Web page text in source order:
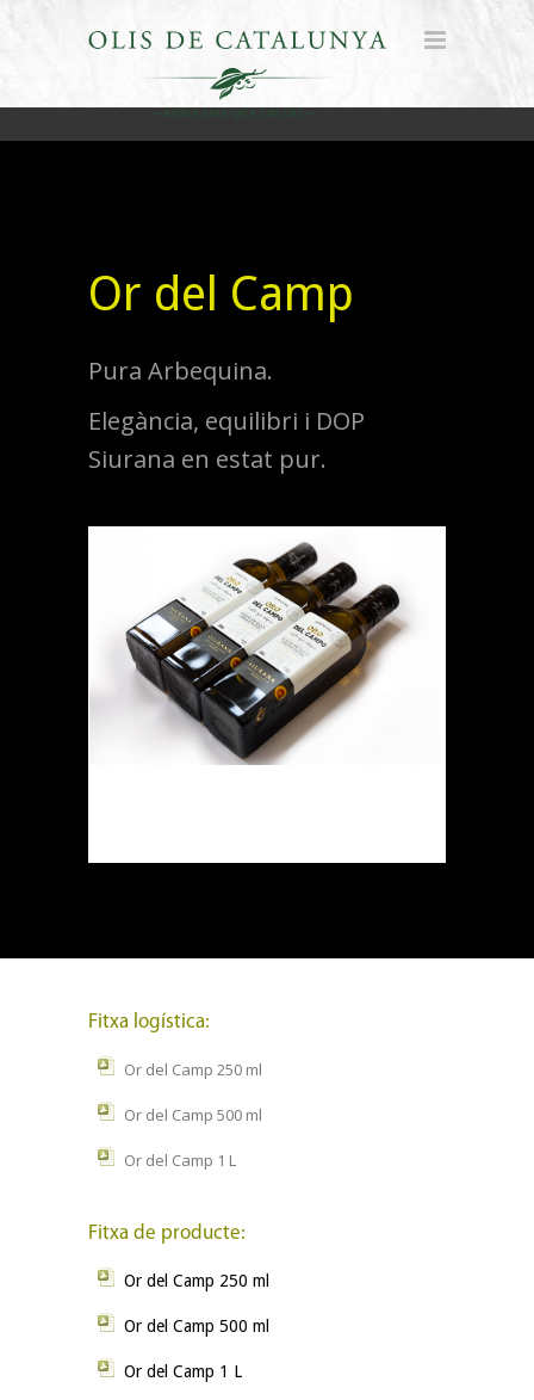
Or del Camp
Pura Arbequina.
Elegància, equilibri i DOP
Siurana en estat pur.
Fitxa logística:
Or del Camp 250 ml
Or del Camp 500 ml
Or del Camp 1 L
Fitxa de producte:
Or del Camp 250 ml
Or del Camp 500 ml
Or del Camp 1 L